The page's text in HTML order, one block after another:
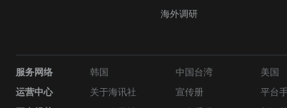
海外调研
服务网络 韩国 中国台湾 美国
运营中心
关于海讯社 宣传册 平台